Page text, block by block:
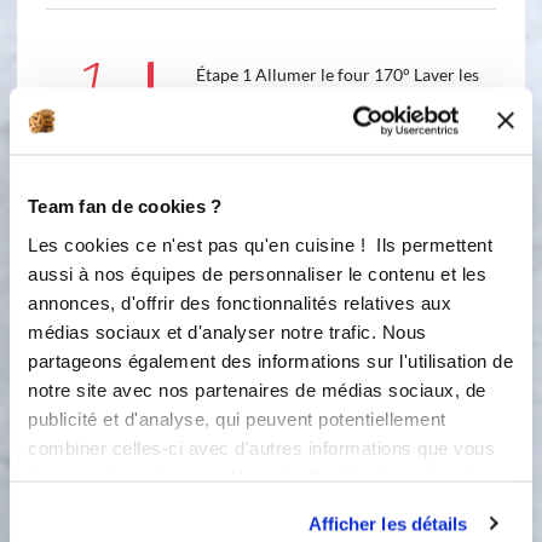
Team fan de cookies ?
Les cookies ce n'est pas qu'en cuisine ! Ils permettent
aussi à nos équipes de personnaliser le contenu et les
annonces, d'offrir des fonctionnalités relatives aux
médias sociaux et d'analyser notre trafic. Nous
partageons également des informations sur l'utilisation de
notre site avec nos partenaires de médias sociaux, de
publicité et d'analyse, qui peuvent potentiellement
combiner celles-ci avec d'autres informations que vous
Afficher les détails
1
Étape 1 Allumer le four 170° Laver les
tomates cerises et les couper en 2 Les
mettre dans un plat à gratin. Déposer
ajouter un filet d’huile d’olive et
enfourner pour 25/30 mn. Déguster
sur du pain grillé ou en petits cubes
dans une salade de poivrons marinés
(par ex)
2 Étape 2